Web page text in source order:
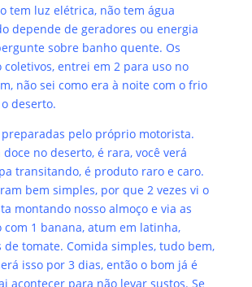
tem luz elétrica, não tem água
depende de geradores ou energia
sobre banho quente. Os
coletivos, entrei em 2 para uso no
não sei como era à noite com o frio
deserto.
preparadas pelo próprio motorista.
no deserto, é rara, você verá
transitando, é produto raro e caro.
bem simples, por que 2 vezes vi o
montando nosso almoço e via as
com 1 banana, atum em latinha,
de tomate. Comida simples, tudo bem,
isso por 3 dias, então o bom já é
acontecer para não levar sustos. Se